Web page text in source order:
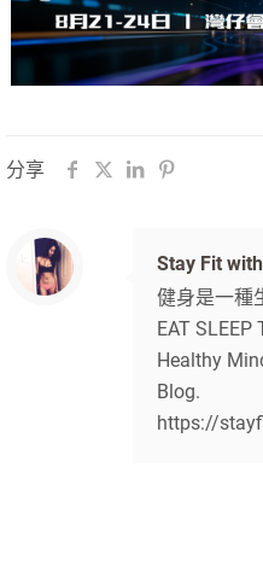
分享
Stay Fit
健身是一種
EAT SLEEP
Healthy
Blog.
https://